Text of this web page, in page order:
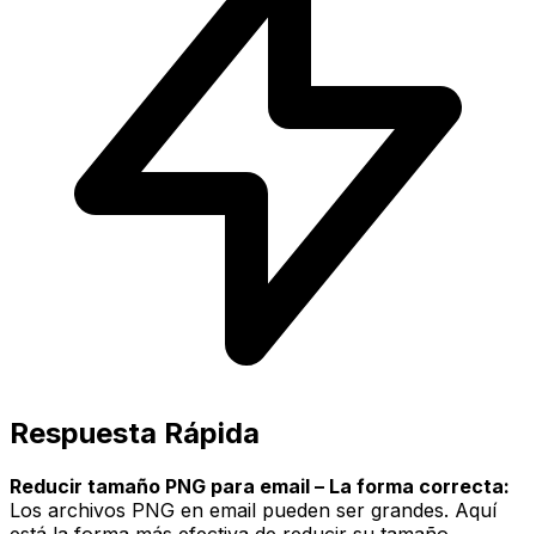
Respuesta Rápida
Reducir tamaño PNG para email – La forma correcta:
Los archivos PNG en email pueden ser grandes. Aquí